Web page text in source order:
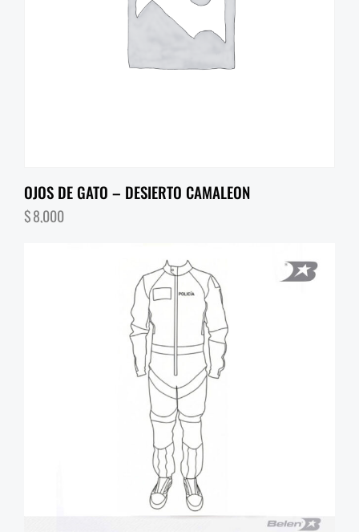
OJOS DE GATO – DESIERTO CAMALEON
$8,000